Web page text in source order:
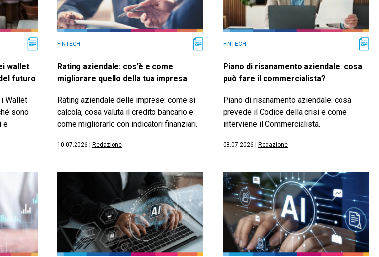
wallet
futuro
Wallet
sono
e
FINTECH
Rating aziendale: cos’è e come
migliorare quello della tua impresa
Rating aziendale delle imprese: come si
calcola, cosa valuta il credito bancario e
come migliorarlo con indicatori finanziari.
10.07.2026 Redazione
FINTECH
Piano di risanamento aziendale: cosa
può fare il commercialista?
Piano di risanamento aziendale: cosa
prevede il Codice della crisi e come
interviene il Commercialista.
08.07.2026 Redazione